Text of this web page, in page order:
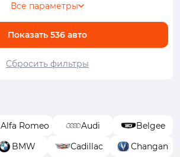
Показать 536 авто
Все параметры
Сбросить фильтры
Alfa Romeo Audi
Belgee
BMW Cadillac
Changan